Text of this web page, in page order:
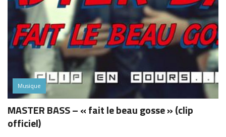
Musique
MASTER BASS – « fait le beau gosse » (clip
officiel)